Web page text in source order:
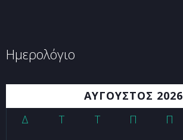
Ημερολόγιο
ΑΎΓΟΥΣΤΟΣ 2026
Δ
Τ Τ Π Π